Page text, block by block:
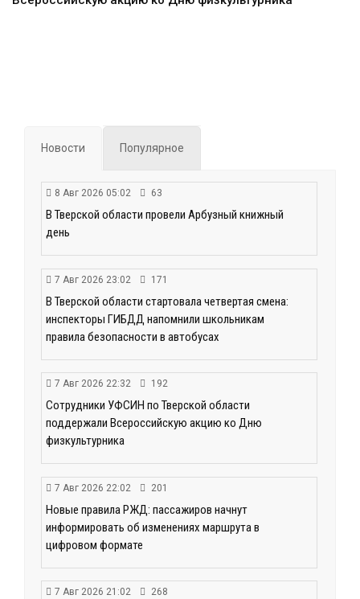
Новости Популярное
8 Авг 2026 05:02 63
В Тверской области провели Арбузный книжный
день
7 Авг 2026 23:02 171
В Тверской области стартовала четвертая смена:
инспекторы ГИБДД напомнили школьникам
правила безопасности в автобусах
7 Авг 2026 22:32 192
Сотрудники УФСИН по Тверской области
поддержали Всероссийскую акцию ко Дню
физкультурника
7 Авг 2026 22:02 201
Новые правила РЖД: пассажиров начнут
информировать об изменениях маршрута в
цифровом формате
7 Авг 2026 21:02 268